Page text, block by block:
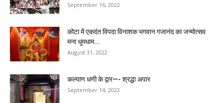
September 16, 2022
कोटा में एकदंत विपदा विनाशक भगवान गजानंद का जन्मोत्सव
मना धूमधाम...
August 31, 2022
कल्याण धणी के द्वार—- श्रद्धा अपार
September 14, 2022